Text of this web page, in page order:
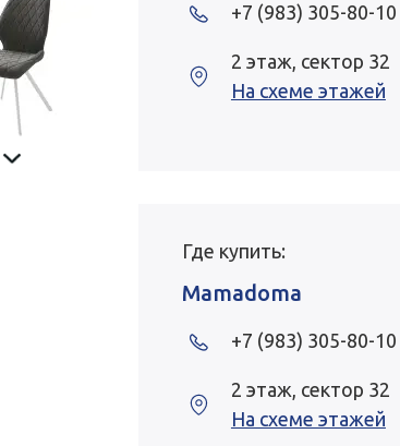
+7 (983) 305-80-10
2 этаж, сектор 32
На схеме этажей
Где купить:
Mamadoma
+7 (983) 305-80-10
2 этаж, сектор 32
На схеме этажей